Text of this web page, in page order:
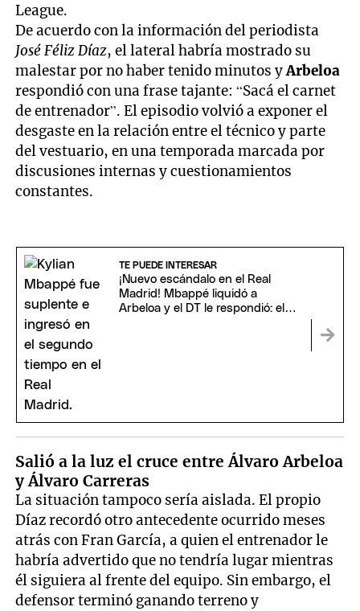
League.
De acuerdo con la información del periodista
José Féliz Díaz, el lateral habría mostrado su
malestar por no haber tenido minutos yArbeloa
respondió con una frase tajante: “Sacá el carnet
de entrenador”. El episodio volvió a exponer el
desgaste en la relación entre el técnico y parte
del vestuario, en una temporada marcada por
discusiones internas y cuestionamientos
constantes.
TE PUEDE INTERESAR
¡Nuevo escándalo en el Real
Madrid! Mbappé liquidó a
Arbeloa y el DT le respondió: el
Salió a la luz el cruce entre Álvaro Arbeloa
y Álvaro Carreras
La situación tampoco sería aislada. El propio
Díaz recordó otro antecedente ocurrido meses
atrás con Fran García, a quien el entrenador le
habría advertido que no tendría lugar mientras
él siguiera al frente del equipo. Sin embargo, el
defensor terminó ganando terreno y